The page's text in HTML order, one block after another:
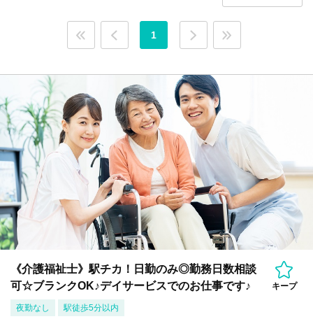
1
《介護福祉士》駅チカ！日勤のみ◎勤務日数相談
可☆ブランクOK♪デイサービスでのお仕事です♪
キープ
夜勤なし 駅徒歩5分以内